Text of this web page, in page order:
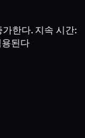
한다. 지속 시간:
된다